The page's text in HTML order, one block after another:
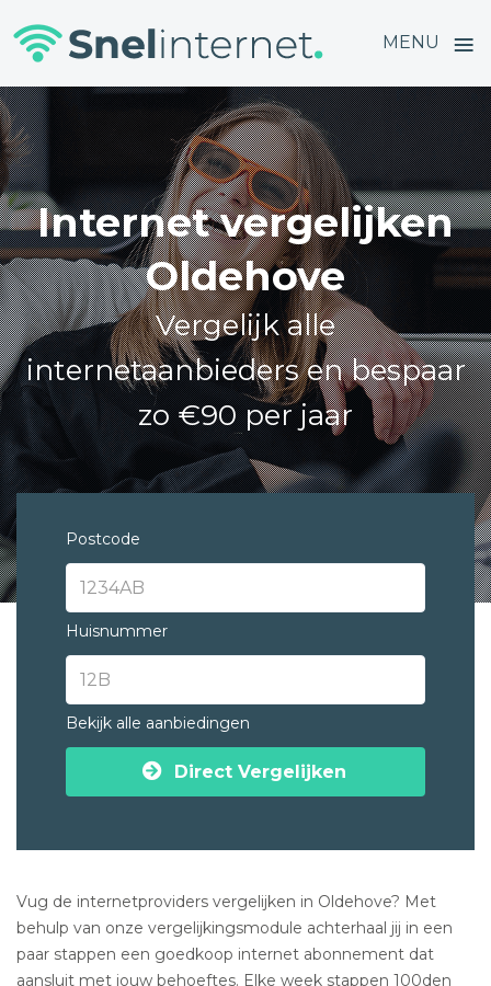
MENU ≡
Skip
to
content
Internet vergelijken
Oldehove
Vergelijk alle
internetaanbieders en bespaar
zo €90 per jaar
Postcode
Huisnummer
Bekijk alle aanbiedingen
Direct Vergelijken
Vug de internetproviders vergelijken in Oldehove? Met
behulp van onze vergelijkingsmodule achterhaal jij in een
paar stappen een goedkoop internet abonnement dat
aansluit met jouw behoeftes. Elke week stappen 100den